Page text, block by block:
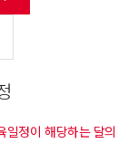
정이 해당하는 달의